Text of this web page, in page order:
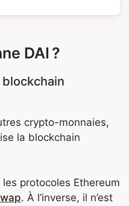
DAI ?
blockchain
crypto-monnaies,
la blockchain
protocoles Ethereum
. À l’inverse, il n’est